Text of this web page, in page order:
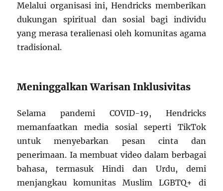
Melalui organisasi ini, Hendricks memberikan
dukungan spiritual dan sosial bagi individu
yang merasa teralienasi oleh komunitas agama
tradisional.
Meninggalkan Warisan Inklusivitas
Selama pandemi COVID-19, Hendricks
memanfaatkan media sosial seperti TikTok
untuk menyebarkan pesan cinta dan
penerimaan. Ia membuat video dalam berbagai
bahasa, termasuk Hindi dan Urdu, demi
menjangkau komunitas Muslim LGBTQ+ di